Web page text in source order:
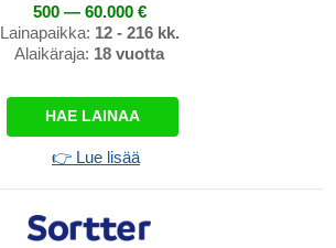
500 — 60.000 €
Lainapaikka: 12 - 216 kk.
Alaikäraja: 18 vuotta
HAE LAINAA
👉 Lue lisää